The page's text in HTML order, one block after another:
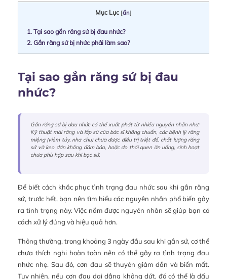
Mục Lục [ẩn]
1. Tại sao gắn răng sứ bị đau nhức?
2. Gắn răng sứ bị nhức phải làm sao?
Tại sao gắn răng sứ bị đau
nhức?
Gắn răng sứ bị đau nhức có thể xuất phát từ nhiều nguyên nhân như:
Kỹ thuật mài răng và lắp sứ của bác sĩ không chuẩn, các bệnh lý răng
miệng (viêm tủy, nha chu) chưa được điều trị triệt để, chất lượng răng
sứ và keo dán không đảm bảo, hoặc do thói quen ăn uống, sinh hoạt
chưa phù hợp sau khi bọc sứ.
Để biết cách khắc phục tình trạng đau nhức sau khi gắn răng
sứ, trước hết, bạn nên tìm hiểu các nguyên nhân phổ biến gây
ra tình trạng này. Việc nắm được nguyên nhân sẽ giúp bạn có
cách xử lý đúng và hiệu quả hơn.
Thông thường, trong khoảng 3 ngày đầu sau khi gắn sứ, cơ thể
chưa thích nghi hoàn toàn nên có thể gây ra tình trạng đau
nhức nhẹ. Sau đó, cơn đau sẽ thuyên giảm dần và biến mất.
Tuy nhiên, nếu cơn đau dai dẳng không dứt, đó có thể là dấu